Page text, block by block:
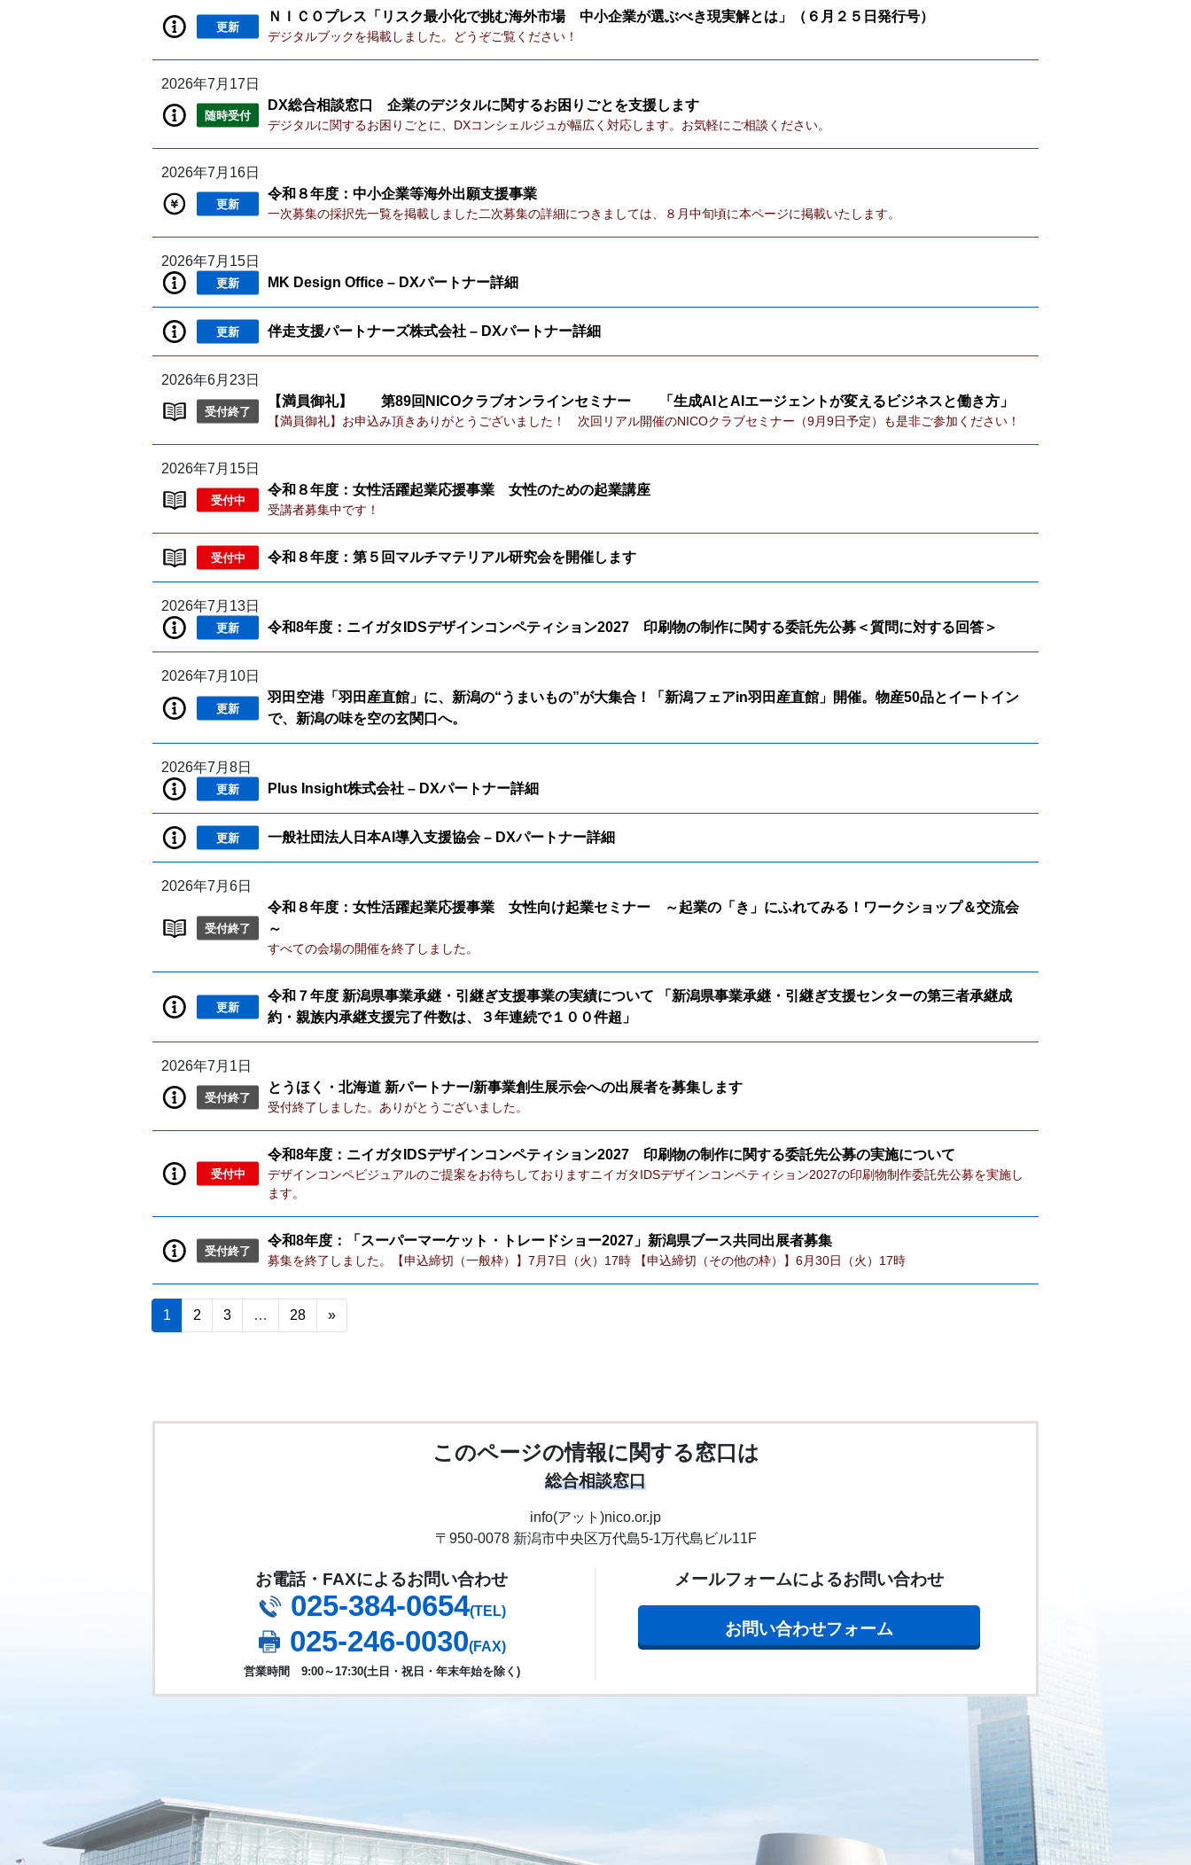
更新
ＮＩＣＯプレス「リスク最小化で挑む海外市場 中小企業が選ぶべき現実解とは」（６月２５日発行号）
デジタルブックを掲載しました。どうぞご覧ください！
2026年7月17日
随時受付
DX総合相談窓口 企業のデジタルに関するお困りごとを支援します
デジタルに関するお困りごとに、DXコンシェルジュが幅広く対応します。お気軽にご相談ください。
2026年7月16日
更新
令和８年度：中小企業等海外出願支援事業
一次募集の採択先一覧を掲載しました二次募集の詳細につきましては、８月中旬頃に本ページに掲載いたします。
2026年7月15日
更新 MK Design Office – DXパートナー詳細
更新 伴走支援パートナーズ株式会社 – DXパートナー詳細
2026年6月23日
受付終了
【満員御礼】 第89回NICOクラブオンラインセミナー 「生成AIとAIエージェントが変えるビジネスと働き方」
【満員御礼】お申込み頂きありがとうございました！ 次回リアル開催のNICOクラブセミナー（9月9日予定）も是非ご参加ください！
2026年7月15日
受付中
令和８年度：女性活躍起業応援事業 女性のための起業講座
受講者募集中です！
受付中 令和８年度：第５回マルチマテリアル研究会を開催します
2026年7月13日
更新 令和8年度：ニイガタIDSデザインコンペティション2027 印刷物の制作に関する委託先公募＜質問に対する回答＞
2026年7月10日
更新
羽田空港「羽田産直館」に、新潟の“うまいもの”が大集合！「新潟フェアin羽田産直館」開催。物産50品とイートイン
で、新潟の味を空の玄関口へ。
2026年7月8日
更新 Plus Insight株式会社 – DXパートナー詳細
更新 一般社団法人日本AI導入支援協会 – DXパートナー詳細
2026年7月6日
受付終了
令和８年度：女性活躍起業応援事業 女性向け起業セミナー ～起業の「き」にふれてみる！ワークショップ＆交流会
～
すべての会場の開催を終了しました。
更新
令和７年度 新潟県事業承継・引継ぎ支援事業の実績について 「新潟県事業承継・引継ぎ支援センターの第三者承継成
約・親族内承継支援完了件数は、３年連続で１００件超」
2026年7月1日
受付終了
とうほく・北海道 新パートナー/新事業創生展示会への出展者を募集します
受付終了しました。ありがとうございました。
受付中
令和8年度：ニイガタIDSデザインコンペティション2027 印刷物の制作に関する委託先公募の実施について
デザインコンペビジュアルのご提案をお待ちしておりますニイガタIDSデザインコンペティション2027の印刷物制作委託先公募を実施し
ます。
受付終了
令和8年度：「スーパーマーケット・トレードショー2027」新潟県ブース共同出展者募集
募集を終了しました。【申込締切（一般枠）】7月7日（火）17時 【申込締切（その他の枠）】6月30日（火）17時
1 2 3 … 28 »
このページの情報に関する窓口は
総合相談窓口
info(アット)nico.or.jp
〒950-0078 新潟市中央区万代島5-1万代島ビル11F
お電話・FAXによるお問い合わせ
025-384-0654(TEL)
025-246-0030(FAX)
営業時間 9:00～17:30(土日・祝日・年末年始を除く)
メールフォームによるお問い合わせ
お問い合わせフォーム